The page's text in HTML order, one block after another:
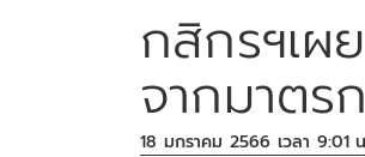
กสิกรฯเผ
จากมาตร
18 มกราคม 2566 เวลา 9:01